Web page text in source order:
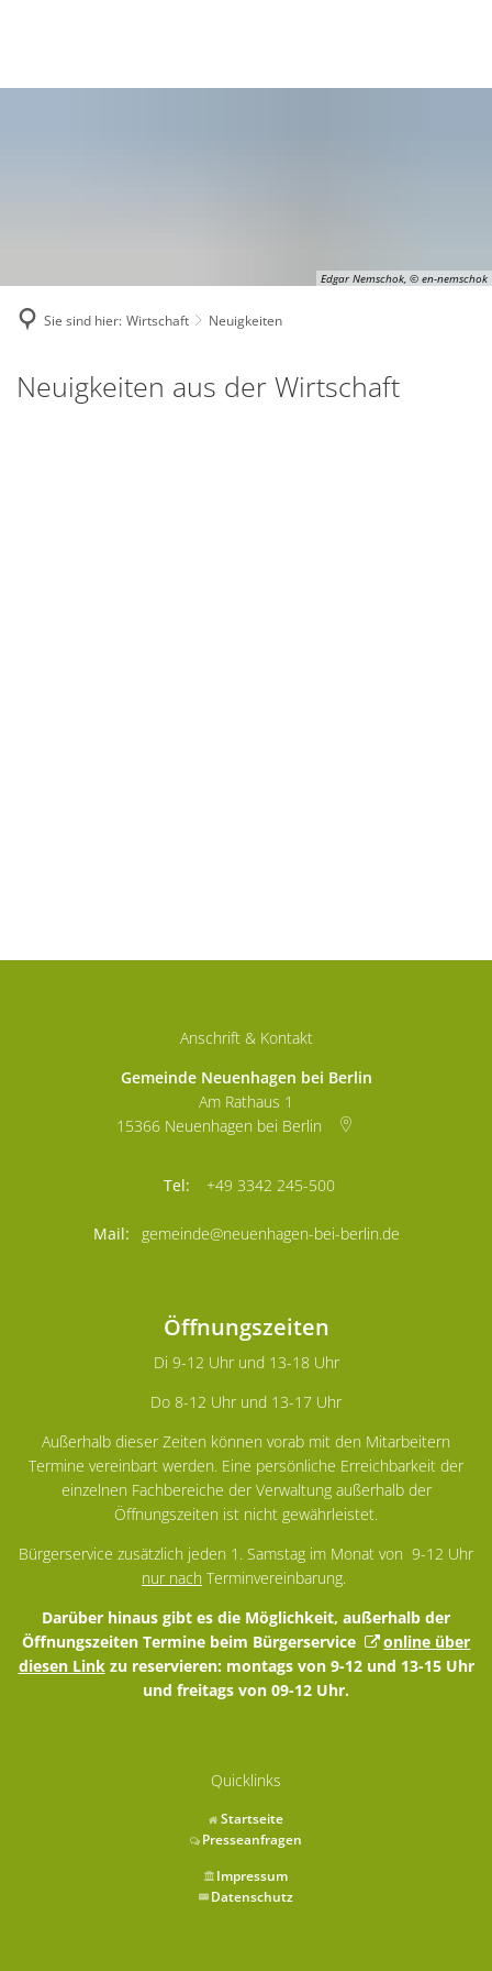
Edgar Nemschok, © en-nemschok
Sie sind hier: Wirtschaft Neuigkeiten
Neuigkeiten
Neuigkeiten aus der Wirtschaft
Anschrift & Kontakt
Gemeinde Neuenhagen bei Berlin
Am Rathaus 1
15366 Neuenhagen bei Berlin
+49 3342 245-500
gemeinde@neuenhagen-bei-berlin.de
Öffnungszeiten
Di 9-12 Uhr und 13-18 Uhr
Do 8-12 Uhr und 13-17 Uhr
Außerhalb dieser Zeiten können vorab mit den Mitarbeitern
Termine vereinbart werden. Eine persönliche Erreichbarkeit der
einzelnen Fachbereiche der Verwaltung außerhalb der
Öffnungszeiten ist nicht gewährleistet.
Bürgerservice zusätzlich jeden 1. Samstag im Monat von 9-12 Uhr
nur nach Terminvereinbarung.
Darüber hinaus gibt es die Möglichkeit, außerhalb der
Öffnungszeiten Termine beim Bürgerservice
online über
diesen Linkzu reservieren: montags von 9-12 und 13-15 Uhr
und freitags von 09-12 Uhr.
Quicklinks
Startseite
Presseanfragen
Impressum
Datenschutz